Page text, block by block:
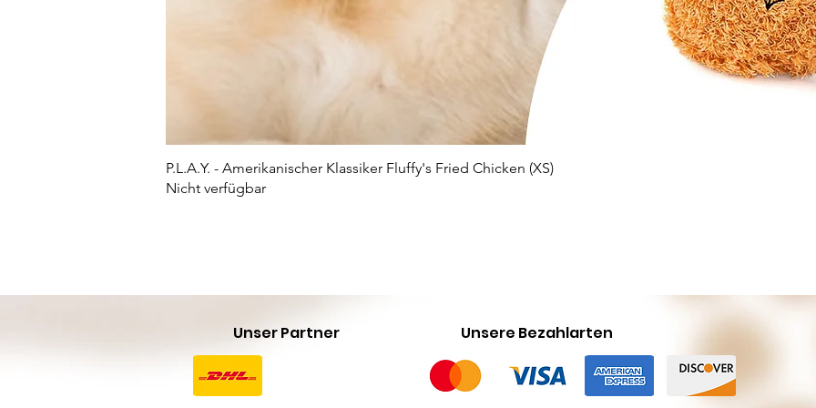
P.L.A.Y. - Amerikanischer Klassiker Fluffy's Fried Chicken (XS)
Nicht verfügbar
Unser Partner Unsere Bezahlarten